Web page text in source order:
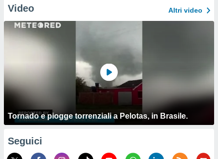
Video Altri video
Tornado e piogge torrenziali a Pelotas, in Brasile.
Seguici